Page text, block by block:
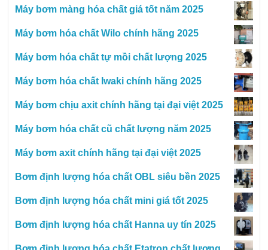
Máy bơm màng hóa chất giá tốt năm 2025
Máy bơm hóa chất Wilo chính hãng 2025
Máy bơm hóa chất tự mồi chất lượng 2025
Máy bơm hóa chất Iwaki chính hãng 2025
Máy bơm chịu axit chính hãng tại đại việt 2025
Máy bơm hóa chất cũ chất lượng năm 2025
Máy bơm axit chính hãng tại đại việt 2025
Bơm định lượng hóa chất OBL siêu bền 2025
Bơm định lượng hóa chất mini giá tốt 2025
Bơm định lượng hóa chất Hanna uy tín 2025